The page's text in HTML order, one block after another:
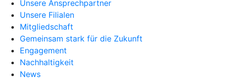
Unsere Ansprechpartner
Unsere Filialen
Mitgliedschaft
Gemeinsam stark für die Zukunft
Engagement
Nachhaltigkeit
News